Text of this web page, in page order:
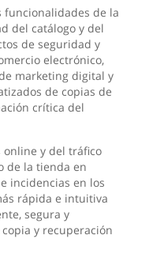
funcionalidades de la
del catálogo y del
de seguridad y
electrónico,
marketing digital y
de copias de
crítica del
online y del tráfico
de la tienda en
incidencias en los
rápida e intuitiva
segura y
y recuperación